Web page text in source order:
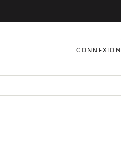
CONNEXION